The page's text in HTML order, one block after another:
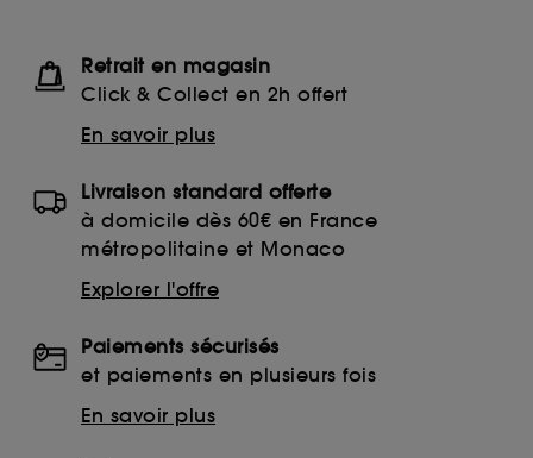
Retrait en magasin
Click & Collect en 2h offert
En savoir plus
Livraison standard offerte
à domicile dès 60€ en France
métropolitaine et Monaco
Explorer l'offre
Paiements sécurisés
et paiements en plusieurs fois
En savoir plus